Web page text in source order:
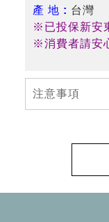
產 地 : 台灣
※已投保新安
※消費者請安
注意事項